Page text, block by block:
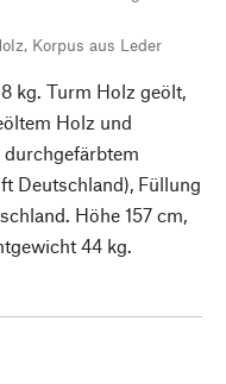
Korpus aus Leder
kg. Turm Holz geölt,
Holz und
Deutschland), Füllung
Höhe 157 cm,
44 kg.